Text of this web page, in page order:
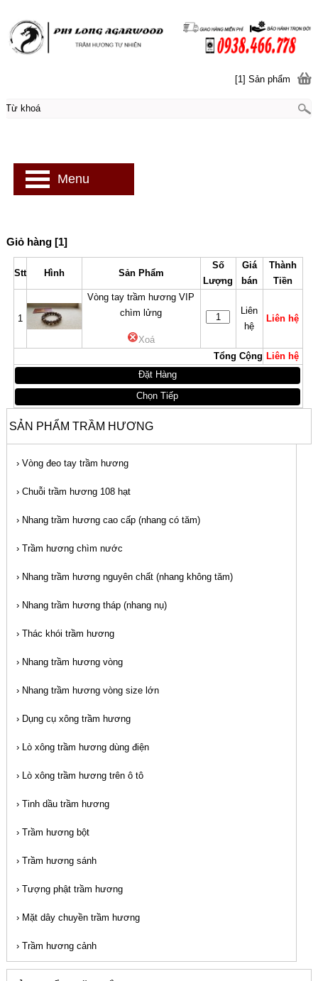
Giỏ hàng [1]
Stt Hình Sản Phẩm
Số
Lượng
Giá
bán
Thành
Tiền
1
Vòng tay trầm hương VIP
chìm lửng
Xoá
Liên
hệ
Liên hệ
Tổng Cộng Liên hệ
Đặt Hàng
Chọn Tiếp
SẢN PHẨM TRẦM HƯƠNG
› Vòng đeo tay trầm hương
› Chuỗi trầm hương 108 hạt
› Nhang trầm hương cao cấp (nhang có tăm)
› Trầm hương chìm nước
› Nhang trầm hương nguyên chất (nhang không tăm)
› Nhang trầm hương tháp (nhang nụ)
› Thác khói trầm hương
› Nhang trầm hương vòng
› Nhang trầm hương vòng size lớn
› Dụng cụ xông trầm hương
› Lò xông trầm hương dùng điện
› Lò xông trầm hương trên ô tô
› Tinh dầu trầm hương
› Trầm hương bột
› Trầm hương sánh
› Tượng phật trầm hương
› Mặt dây chuyền trầm hương
› Trầm hương cảnh
[1] Sản phẩm
Menu